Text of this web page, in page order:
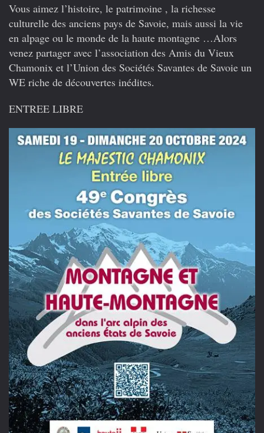
Vous aimez l’histoire, le patrimoine , la richesse
culturelle des anciens pays de Savoie, mais aussi la vie
en alpage ou le monde de la haute montagne …Alors
venez partager avec l’association des Amis du Vieux
Chamonix et l’Union des Sociétés Savantes de Savoie un
WE riche de découvertes inédites.
ENTREE LIBRE